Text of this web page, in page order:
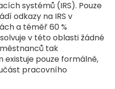
systémů (IRS). Pouze
odkazy na IRS v
a téměř 60 %
v této oblasti žádné
tak
existuje pouze formálně,
pracovního